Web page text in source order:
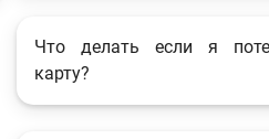
Депозитный и
Что делать если я
карту?